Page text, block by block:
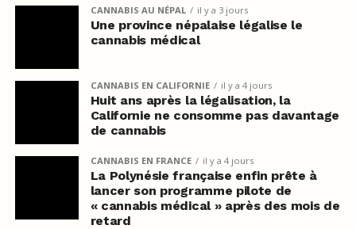
CANNABIS AU NÉPAL il y a 3 jours
Une province népalaise légalise le
cannabis médical
CANNABIS EN CALIFORNIE il y a 4 jours
Huit ans après la légalisation, la
Californie ne consomme pas davantage
de cannabis
CANNABIS EN FRANCE il y a 4 jours
La Polynésie française enfin prête à
lancer son programme pilote de
« cannabis médical » après des mois de
retard